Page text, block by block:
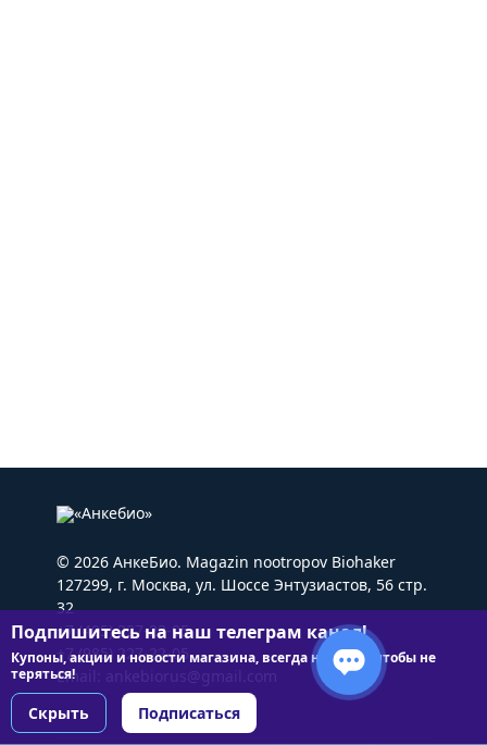
© 2026 АнкеБио. Magazin nootropov Biohaker
127299, г. Москва, ул. Шоссе Энтузиастов, 56 стр.
32
+7 (495) 227-22-05
+7 (985) 227-22-05
Email: ankebiorus@gmail.com
Подпишитесь на наш телеграм канал!
Купоны, акции и новости магазина, всегда на связи чтобы не
теряться!
Скрыть Подписаться